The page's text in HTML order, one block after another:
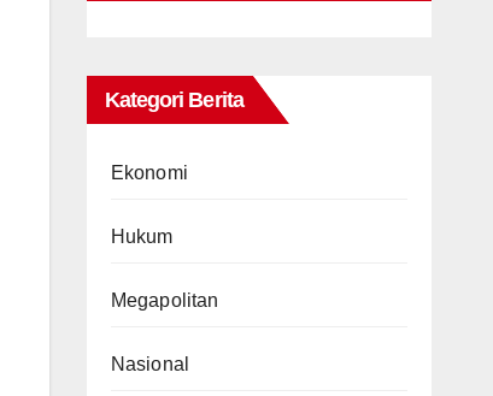
Kategori Berita
Ekonomi
Hukum
Megapolitan
Nasional